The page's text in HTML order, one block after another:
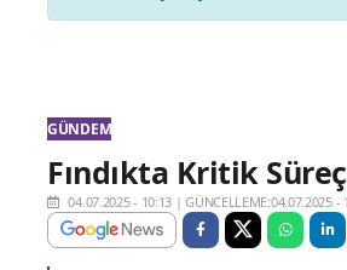
GÜNDEM
Fındıkta Kritik Süreç
04.07.2025 - 10:13 |GÜNCELLEME:04.07.2025 -